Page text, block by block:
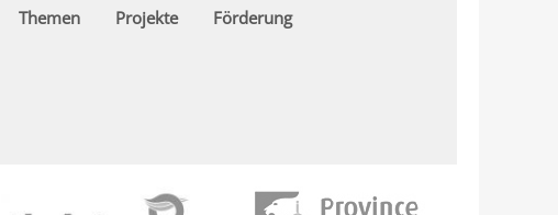
Themen Projekte
Förderung